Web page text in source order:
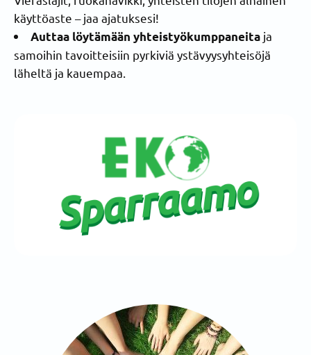
käyttöaste – jaa ajatuksesi!
Auttaa löytämään yhteistyökumppaneita ja
samoihin tavoitteisiin pyrkiviä ystävyysyhteisöjä
läheltä ja kauempaa.